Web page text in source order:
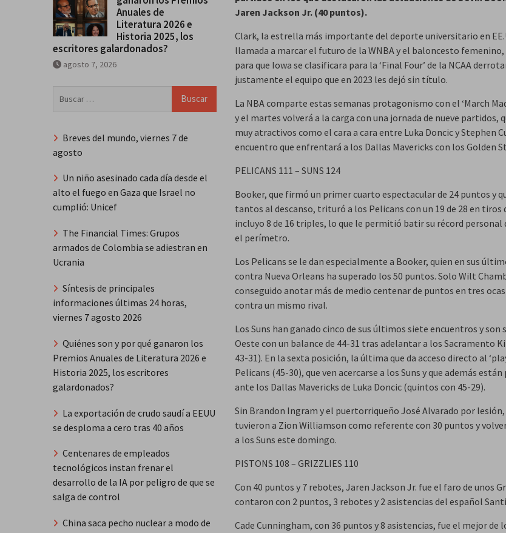
Jaren Jackson Jr. (40 puntos).
Clark, la estrella más importante del deporte universitario en
llamada a marcar el futuro de la WNBA y el baloncesto
para que Iowa se clasificara para la ‘Final Four’ de la NCAA
justamente el equipo que en 2023 les dejó sin título.
La NBA comparte estas semanas protagonismo con el ‘March
y el martes volverá a la carga con una jornada de nueve partidos,
muy atractivos como el cara a cara entre Luka Doncic y Stephen
encuentro que enfrentará a los Dallas Mavericks con los Golden
PELICANS 111 – SUNS 124
Booker, que firmó un primer cuarto espectacular de 24 puntos y
tantos al descanso, trituró a los Pelicans con un 19 de 28 en tiros
incluyo 8 de 16 triples, lo que le permitió batir su récord personal
el perímetro.
Los Pelicans se le dan especialmente a Booker, quien en sus
contra Nueva Orleans ha superado los 50 puntos. Solo Wilt
conseguido anotar más de medio centenar de puntos en tres
contra un mismo rival.
Los Suns han ganado cinco de sus últimos siete encuentros y son
Oeste con un balance de 44-31 tras adelantar a los Sacramento
43-31). En la sexta posición, la última que da acceso directo al
Pelicans (45-30), que ven acercarse a los Suns y que además
ante los Dallas Mavericks de Luka Doncic (quintos con 45-29).
Sin Brandon Ingram y el puertorriqueño José Alvarado por
tuvieron a Zion Williamson como referente con 30 puntos y
a los Suns este domingo.
PISTONS 108 – GRIZZLIES 110
Con 40 puntos y 7 rebotes, Jaren Jackson Jr. fue el faro de unos
contaron con 2 puntos, 3 rebotes y 2 asistencias del español
Cade Cunningham, con 36 puntos y 8 asistencias, fue el mejor de
Anuales de
Literatura 2026 e
Historia 2025, los
escritores galardonados?
agosto 7, 2026
Breves del mundo, viernes 7 de
agosto
Un niño asesinado cada día desde el
alto el fuego en Gaza que Israel no
cumplió: Unicef
The Financial Times: Grupos
armados de Colombia se adiestran en
Ucrania
Síntesis de principales
informaciones últimas 24 horas,
viernes 7 agosto 2026
Quiénes son y por qué ganaron los
Premios Anuales de Literatura 2026 e
Historia 2025, los escritores
galardonados?
La exportación de crudo saudí a EEUU
se desploma a cero tras 40 años
Centenares de empleados
tecnológicos instan frenar el
desarrollo de la IA por peligro de que se
salga de control
China saca pecho nuclear a modo de